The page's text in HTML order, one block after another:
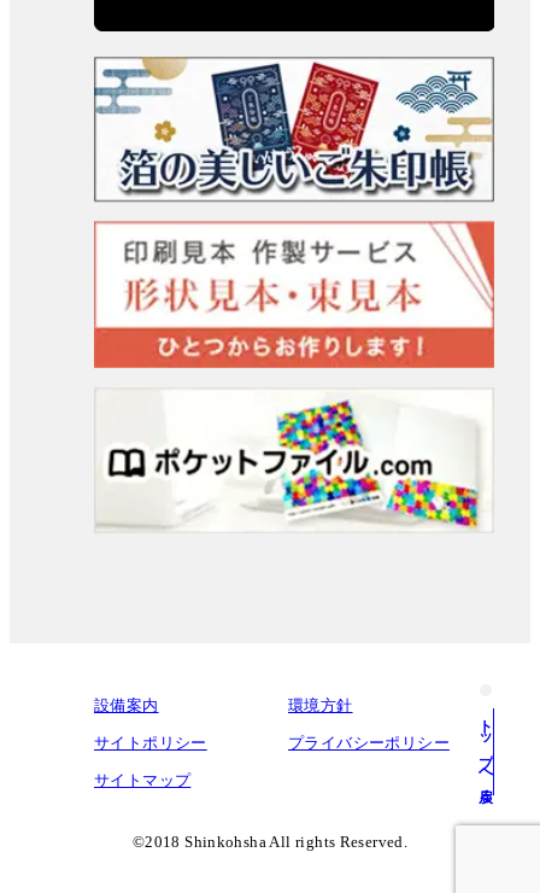
トップへ戻る
設備案内 環境方針
サイトポリシー プライバシーポリシー
サイトマップ
©︎2018 Shinkohsha All rights Reserved.